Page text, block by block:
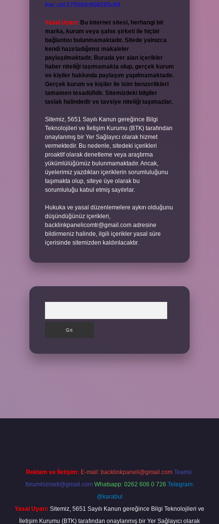
live:.cid.575569c608265c69
Yasal Uyarı: Bu internet sitesi, herhangi bir
marka, kurum veya şahıs şirketi ile hiçbir
bağlantısı bulunmamaktadır. Sitede yalnızca
kendi hazırladığımız makaleler
paylaşılmaktadır. Burada yer alan içerikler
haber niteliği taşımamakta olup, gerçek kurum
ve kişiler hakkında paylaşım yapılmamaktadır.
Gerçek kurum ve kişiler ile isim benzerlikleri
tamamen tesadüfidir. Sitemizdeki bilgiler
taslak halindedir ve tavsiye niteliği taşımazlar.
Sitemiz, 5651 Sayılı Kanun gereğince Bilgi
Teknolojileri ve İletişim Kurumu (BTK) tarafından
onaylanmış bir Yer Sağlayıcı olarak hizmet
vermektedir. Bu nedenle, sitedeki içerikleri
proaktif olarak denetleme veya araştırma
yükümlülüğümüz bulunmamaktadır. Ancak,
üyelerimiz yazdıkları içeriklerin sorumluluğunu
taşımakta olup, siteye üye olarak bu
sorumluluğu kabul etmiş sayılırlar.
Hukuka ve yasal düzenlemelere aykırı olduğunu
düşündüğünüz içerikleri,
backlinkpanelicomtr@gmail.com adresine
bildirmeniz halinde, ilgili içerikler yasal süre
içerisinde sitemizden kaldırılacaktır.
Reklam ve İletişim: E-mail: backlinkpaneli@gmail.com Teams:
forumhizmeti@gmail.com Whatsapp: 0262 606 0 726 Telegram:
@karabul
Yasal Uyarı: Sitemiz, 5651 Sayılı Kanun gereğince Bilgi Teknolojileri ve
İletişim Kurumu (BTK) tarafından onaylanmış bir Yer Sağlayıcı olarak